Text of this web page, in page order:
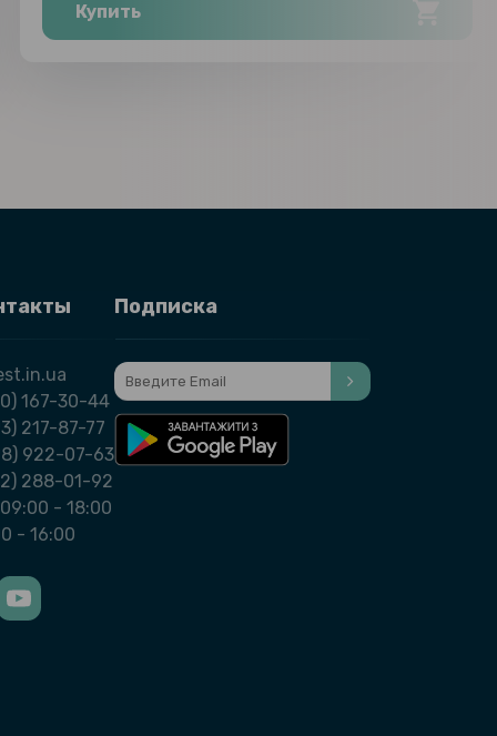
Купить
167-30-44
217-87-77
922-07-63
288-01-92
- 18:00
- 16:00
Подписка